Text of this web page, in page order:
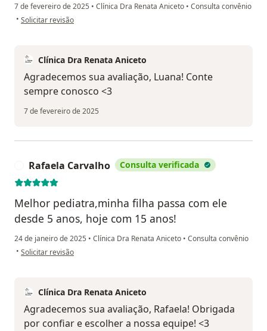
7 de fevereiro de 2025 • Clínica Dra Renata Aniceto • Consulta convênio
• na opinião do utilizador Luana Carvalho dos Santos
Solicitar revisão
Clínica Dra Renata Aniceto
Agradecemos sua avaliação, Luana! Conte
sempre conosco <3
7 de fevereiro de 2025
Rafaela Carvalho Consulta verificada
Melhor pediatra,minha filha passa com ele
desde 5 anos, hoje com 15 anos!
24 de janeiro de 2025 • Clínica Dra Renata Aniceto • Consulta convênio
• na opinião do utilizador Rafaela Carvalho
Solicitar revisão
Clínica Dra Renata Aniceto
Agradecemos sua avaliação, Rafaela! Obrigada
por confiar e escolher a nossa equipe! <3